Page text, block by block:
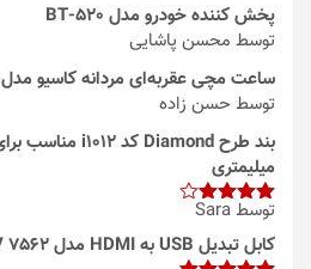
پخش کننده خودرو مدل 520-BT
توسط محسن پاشایی
ساعت مچی عقربه‌ای مردانه کاسیو مدل GBA-800-1ADR
توسط حسن زاده
میلیمتری
امتیاز4
از 5
توسط Sara
کابل تبدیل USB به HDMI مدل 3in1 HDTV 7562